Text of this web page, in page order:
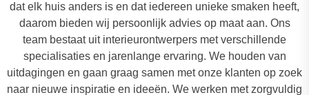
dat elk huis anders is en dat iedereen unieke smaken heeft,
daarom bieden wij persoonlijk advies op maat aan. Ons
team bestaat uit interieurontwerpers met verschillende
specialisaties en jarenlange ervaring. We houden van
uitdagingen en gaan graag samen met onze klanten op zoek
naar nieuwe inspiratie en ideeën. We werken met zorgvuldig